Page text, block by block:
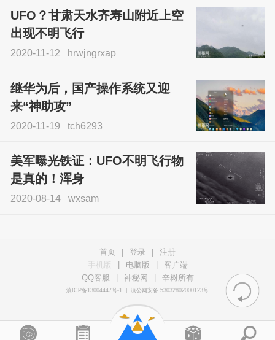
UFO？甘肃天水齐寿山附近上空
出现不明飞行
2020-11-12 hrwjngrxap
继华为后，国产操作系统又迎
来“神助攻”
2020-11-19 tch6293
美军曝光铁证：UFO不明飞行物
是真的！浑身
2020-08-14 wxsam
首页 登录
注册
手机版
电脑版
客户端
QQ客服
神秘网 辛树所有
滇ICP备13004447号-1 滇公网安备 53032802000123号